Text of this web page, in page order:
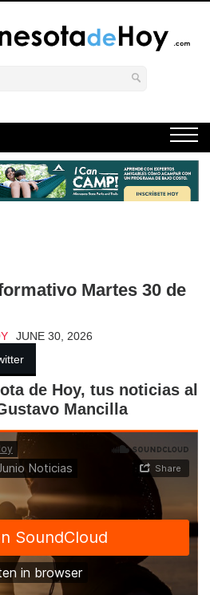
News
Martes 30 de
JUNE 30, 2026
de Hoy, tus noticias al
Mancilla